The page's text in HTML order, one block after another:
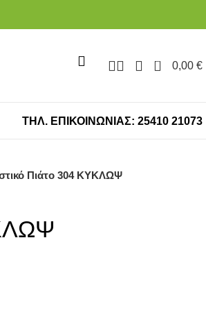
0 0,00 €
ΤΗΛ. ΕΠΙΚΟΙΝΩΝΙΑΣ: 25410 21073
Πιάτο 304 ΚΥΚΛΩΨ